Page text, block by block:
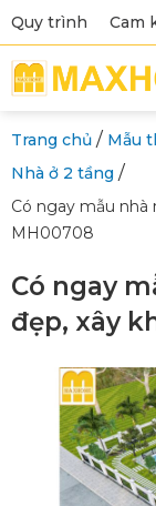
Quy trình Cam
Trang chủ / Mẫu
Nhà ở 2 tầng /
Có ngay mẫu nhà
MH00708
Có ngay
đẹp, xây